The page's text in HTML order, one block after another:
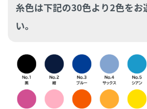
糸色は下記の30色より2色をお
い。